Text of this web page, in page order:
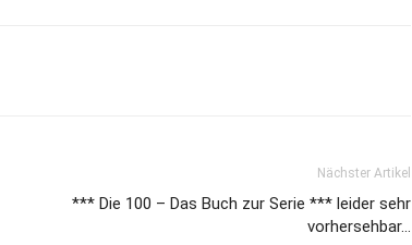
Nächster Artikel
*** Die 100 – Das Buch zur Serie *** leider sehr
vorhersehbar…